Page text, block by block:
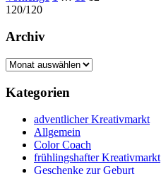
der
Beiträge
120/120
Archiv
Archiv
Kategorien
adventlicher Kreativmarkt
Allgemein
Color Coach
frühlingshafter Kreativmarkt
Geschenke zur Geburt